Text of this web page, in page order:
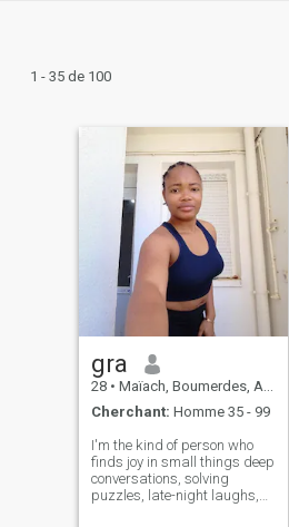
1 - 35 de 100
gra
28 • Maïach, Boumerdes, Algérie
Cherchant: Homme 35 - 99
I'm the kind of person who
finds joy in small things deep
conversations, solving
puzzles, late-night laughs,